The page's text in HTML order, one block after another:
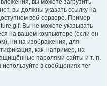
вы можете загрузить
вы должны указать ссылку на
веб-сервере. Пример
Вы не можете указывать
на вашем компьютере (если он
ни на изображения, для
как, например, на
паролями сайты и т. п.
в сообщениях тег